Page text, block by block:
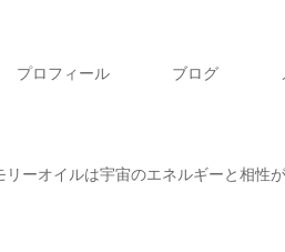
プロフィール ブログ
リーオイルは宇宙のエネルギーと相性